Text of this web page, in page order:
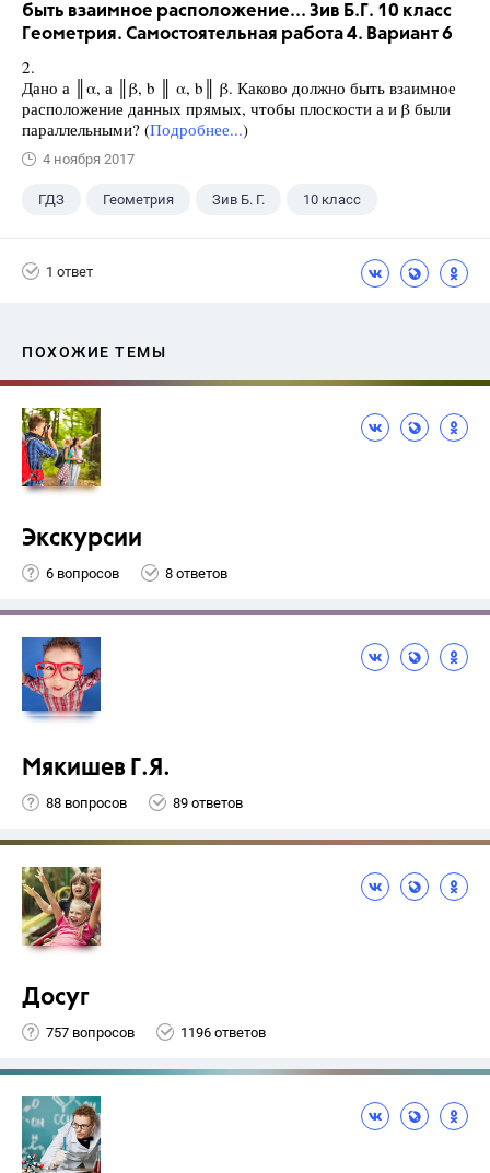
быть взаимное расположение... Зив Б.Г. 10 класс
Геометрия. Самостоятельная работа 4. Вариант 6
2.
Дано а ║α, а ║β, b ║ α, b║ β. Каково должно быть взаимное
расположение данных прямых, чтобы плоскости а и β были
параллельными? (Подробнее...)
4 ноября 2017
ГДЗ Геометрия Зив Б. Г. 10 класс
1 ответ
ПОХОЖИЕ ТЕМЫ
Экскурсии
6 вопросов 8 ответов
Мякишев Г.Я.
88 вопросов 89 ответов
Досуг
757 вопросов 1196 ответов